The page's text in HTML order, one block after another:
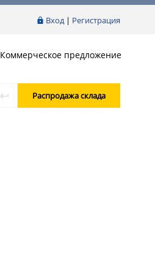
Вход| Регистрация
Коммерческое предложение
Распродажа склада